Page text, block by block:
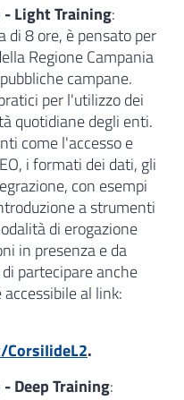
- Light Training:
di 8 ore, è pensato per
Regione Campania
campane.
per l'utilizzo dei
quotidiane degli enti.
come l'accesso e
i formati dei dati, gli
con esempi
a strumenti
di erogazione
in presenza e da
partecipare anche
al link:
.
Deep Training: